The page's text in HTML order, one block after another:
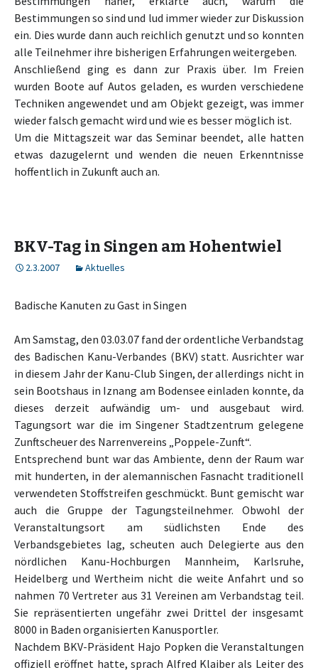
Bestimmungen so sind und lud immer wieder zur Diskussion
ein. Dies wurde dann auch reichlich genutzt und so konnten
alle Teilnehmer ihre bisherigen Erfahrungen weitergeben.
Anschließend ging es dann zur Praxis über. Im Freien
wurden Boote auf Autos geladen, es wurden verschiedene
Techniken angewendet und am Objekt gezeigt, was immer
wieder falsch gemacht wird und wie es besser möglich ist.
Um die Mittagszeit war das Seminar beendet, alle hatten
etwas dazugelernt und wenden die neuen Erkenntnisse
hoffentlich in Zukunft auch an.
BKV-Tag in Singen am Hohentwiel
2.3.2007 Aktuelles
Badische Kanuten zu Gast in Singen
Am Samstag, den 03.03.07 fand der ordentliche Verbandstag
des Badischen Kanu-Verbandes (BKV) statt. Ausrichter war
in diesem Jahr der Kanu-Club Singen, der allerdings nicht in
sein Bootshaus in Iznang am Bodensee einladen konnte, da
dieses derzeit aufwändig um- und ausgebaut wird.
Tagungsort war die im Singener Stadtzentrum gelegene
Zunftscheuer des Narrenvereins „Poppele-Zunft“.
Entsprechend bunt war das Ambiente, denn der Raum war
mit hunderten, in der alemannischen Fasnacht traditionell
verwendeten Stoffstreifen geschmückt. Bunt gemischt war
auch die Gruppe der Tagungsteilnehmer. Obwohl der
Veranstaltungsort am südlichsten Ende des
Verbandsgebietes lag, scheuten auch Delegierte aus den
nördlichen Kanu-Hochburgen Mannheim, Karlsruhe,
Heidelberg und Wertheim nicht die weite Anfahrt und so
nahmen 70 Vertreter aus 31 Vereinen am Verbandstag teil.
Sie repräsentierten ungefähr zwei Drittel der insgesamt
8000 in Baden organisierten Kanusportler.
Nachdem BKV-Präsident Hajo Popken die Veranstaltungen
offiziell eröffnet hatte, sprach Alfred Klaiber als Leiter des